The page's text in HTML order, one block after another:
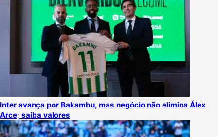
Inter avança por Bakambu, mas negócio não elimina Álex
Arce; saiba valores